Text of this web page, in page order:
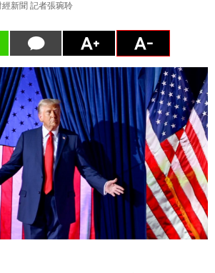
經新聞 記者張琬聆